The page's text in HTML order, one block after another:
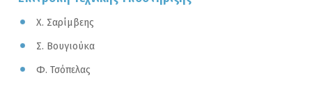
Χ. Σαρίμβεης
Σ. Βουγιούκα
Φ. Τσόπελας